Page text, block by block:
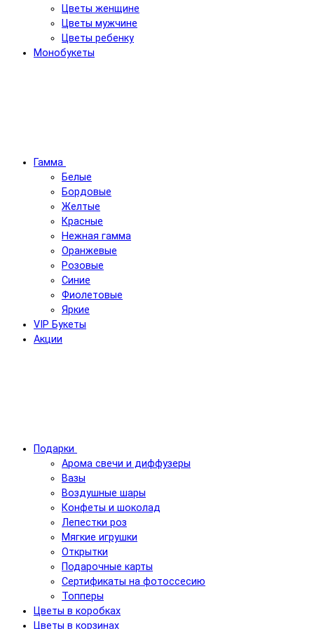
Цветы женщине
Цветы мужчине
Цветы ребенку
Монобукеты
Гамма
Белые
Бордовые
Желтые
Красные
Нежная гамма
Оранжевые
Розовые
Синие
Фиолетовые
Яркие
VIP Букеты
Акции
Подарки
Арома свечи и диффузеры
Вазы
Воздушные шары
Конфеты и шоколад
Лепестки роз
Мягкие игрушки
Открытки
Подарочные карты
Сертификаты на фотоссесию
Топперы
Цветы в коробках
Цветы в корзинах